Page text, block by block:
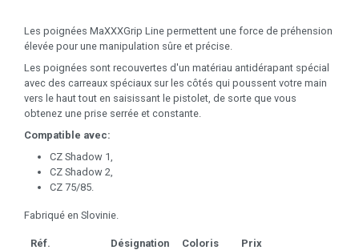
Les poignées MaXXXGrip Line permettent une force de préhension
élevée pour une manipulation sûre et précise.
Les poignées sont recouvertes d'un matériau antidérapant spécial
avec des carreaux spéciaux sur les côtés qui poussent votre main
vers le haut tout en saisissant le pistolet, de sorte que vous
obtenez une prise serrée et constante.
Compatible avec:
CZ Shadow 1,
CZ Shadow 2,
CZ 75/85.
Fabriqué en Slovinie.
Réf. Désignation Coloris Prix